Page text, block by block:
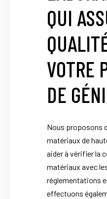
QUI
VOTRE
DE
Nous proposons
matériaux de
aider à vérifier la
matériaux avec
réglementations
effectuons